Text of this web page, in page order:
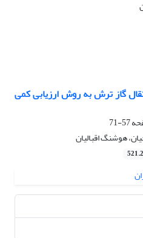
گاز ترش به روش ارزیابی کمی
57-71
هوشنگ اقبالیان